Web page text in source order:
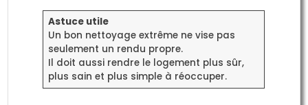
Astuce utile
Un bon nettoyage extrême ne vise pas
seulement un rendu propre.
Il doit aussi rendre le logement plus sûr,
plus sain et plus simple à réoccuper.